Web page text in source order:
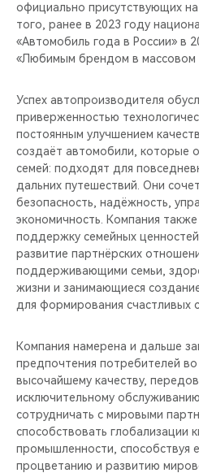
официально присутствующих
того, ранее в 2023 году
«Автомобиль года в России» в
«Любимым брендом в массовом
Успех автопроизводителя
приверженностью
постоянным улучшением
создаёт автомобили, которые
семей: подходят для
дальних путешествий. Они
безопасность, надёжность,
экономичность. Компания
поддержку семейных
развитие партнёрских
поддерживающими семьи,
жизни и занимающиеся
для формирования счастливых
Компания намерена и дальше
предпочтения потребителей
высочайшему качеству,
исключительному
сотрудничать с мировыми
способствовать глобализации
промышленности, способствуя
процветанию и развитию